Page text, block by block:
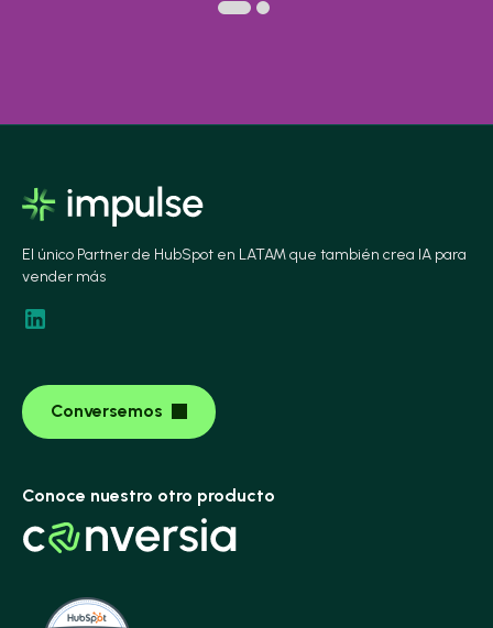
El único Partner de HubSpot en LATAM que también crea IA para
vender más
Conversemos
Conoce nuestro otro producto